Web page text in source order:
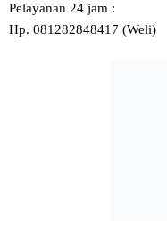
Pelayanan 24 jam :
Hp. 081282848417 (Weli)